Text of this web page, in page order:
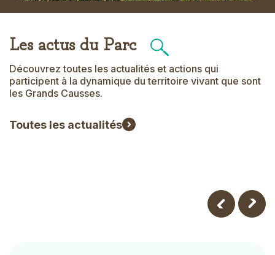
Content
Les actus du Parc Title
Picto
Découvrez toutes les actualités et actions qui
participent à la dynamique du territoire vivant que sont
les Grands Causses.
Toutes les actualités